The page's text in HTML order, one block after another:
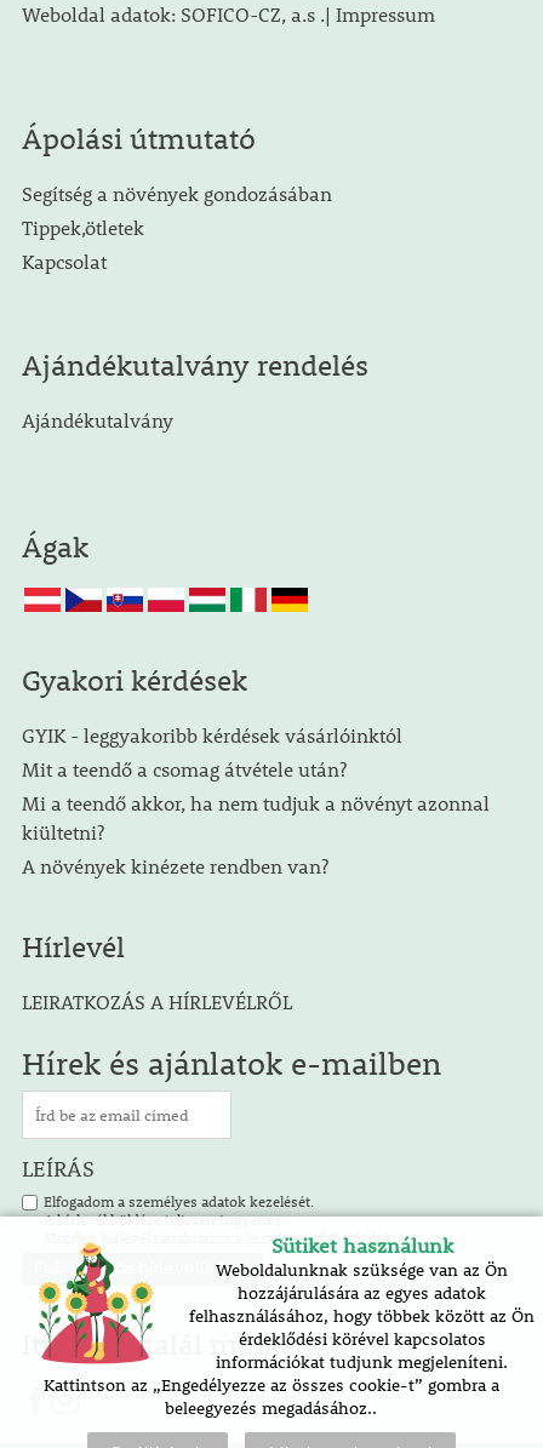
Weboldal adatok: SOFICO-CZ, a.s .| Impressum
Ápolási útmutató
Segítség a növények gondozásában
Tippek,ötletek
Kapcsolat
Ajándékutalvány rendelés
Ajándékutalvány
Ágak
Gyakori kérdések
GYIK - leggyakoribb kérdések vásárlóinktól
Mit a teendő a csomag átvétele után?
Mi a teendő akkor, ha nem tudjuk a növényt azonnal
kiültetni?
A növények kinézete rendben van?
Hírlevél
LEIRATKOZÁS A HÍRLEVÉLRŐL
Hírek és ajánlatok e-mailben
LEÍRÁS
Elfogadom a személyes adatok kezelését.
A hírlevél küldése teljesen ingyenes.
Minden hírlevél tartalmazza a leiratkozás lehetőségét.
Itt is megtalál minket!
Sütiket használunk
Weboldalunknak szüksége van az Ön
hozzájárulására az egyes adatok
felhasználásához, hogy többek között az Ön
érdeklődési körével kapcsolatos
információkat tudjunk megjeleníteni.
Kattintson az „Engedélyezze az összes cookie-t” gombra a
beleegyezés megadásához..